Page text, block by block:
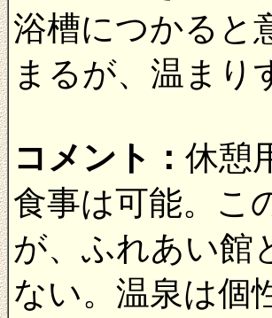
浴槽につかると
まるが、温まり
コメント： 休憩
食事は可能。こ
が、ふれあい館
ない。温泉は個